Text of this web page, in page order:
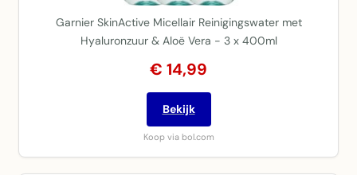
Garnier SkinActive Micellair Reinigingswater met
Hyaluronzuur & Aloë Vera - 3 x 400ml
€ 14,99
Bekijk
Koop via bol.com